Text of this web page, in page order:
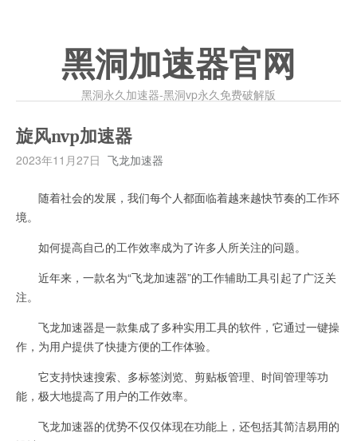
黑洞加速器官网
黑洞永久加速器-黑洞vp永久免费破解版
旋风nvp加速器
2023年11月27日 飞龙加速器
随着社会的发展，我们每个人都面临着越来越快节奏的工作环
境。
如何提高自己的工作效率成为了许多人所关注的问题。
近年来，一款名为“飞龙加速器”的工作辅助工具引起了广泛关
注。
飞龙加速器是一款集成了多种实用工具的软件，它通过一键操
作，为用户提供了快捷方便的工作体验。
它支持快速搜索、多标签浏览、剪贴板管理、时间管理等功
能，极大地提高了用户的工作效率。
飞龙加速器的优势不仅仅体现在功能上，还包括其简洁易用的